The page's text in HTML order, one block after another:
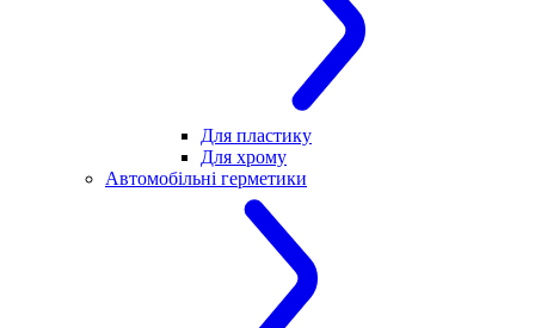
Для пластику
Для хрому
Автомобільні герметики